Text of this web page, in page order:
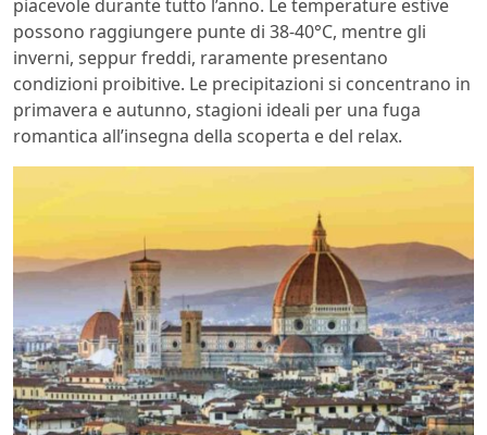
piacevole durante tutto l’anno. Le temperature estive
possono raggiungere punte di 38-40°C, mentre gli
inverni, seppur freddi, raramente presentano
condizioni proibitive. Le precipitazioni si concentrano in
primavera e autunno, stagioni ideali per una fuga
romantica all’insegna della scoperta e del relax.